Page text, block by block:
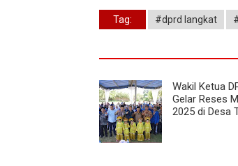
Tag: #dprd langkat
Wakil Ketua
Gelar Reses
2025 di Desa